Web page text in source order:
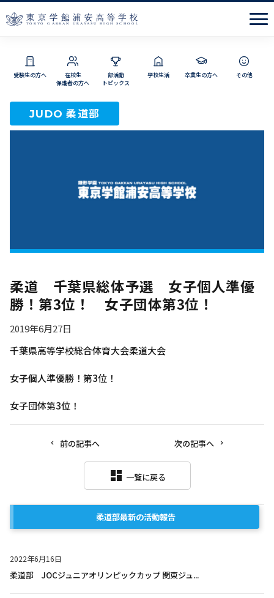
JUDO 柔道部
柔道 千葉県総体予選 女子個人準優
勝！第3位！ 女子団体第3位！
2019年6月27日
千葉県高等学校総合体育大会柔道大会
女子個人準優勝！第3位！
女子団体第3位！
前の記事へ
dashboard 一覧に戻る
次の記事へ
柔道部最新の活動報告
2022年6月16日
柔道部 JOCジュニアオリンピックカップ 関東ジュ...
受験生の方へ
在校生
保護者の方へ
部活動
トピックス
学校生活 卒業生の方へ その他